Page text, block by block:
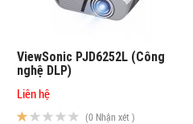
ViewSonic PJD6252L (Công
nghệ DLP)
Liên hệ
(0 Nhận xét )